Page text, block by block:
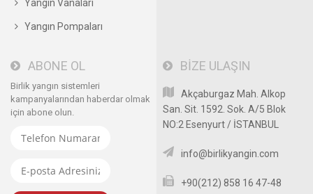
Yangın Vanaları
Yangın Pompaları
ABONE OL
Birlik yangın sistemleri
kampanyalarından haberdar olmak
için abone olun.
BİZE ULAŞIN
Akçaburgaz Mah. Alkop
San. Sit. 1592. Sok. A/5 Blok
NO:2 Esenyurt / İSTANBUL
info@birlikyangin.com
+90(212) 858 16 47-48